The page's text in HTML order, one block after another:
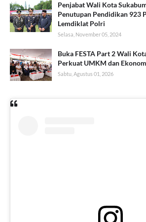
Penjabat Wali Kota
Penutupan Pendidikan 923
Lemdiklat Polri
Selasa, November 05, 2024
Buka FESTA Part 2 Wali
Perkuat UMKM dan
Sabtu, Agustus 01, 2026